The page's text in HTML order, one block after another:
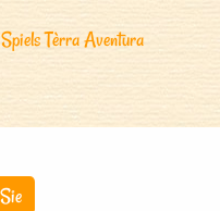
Tèrra Aventura